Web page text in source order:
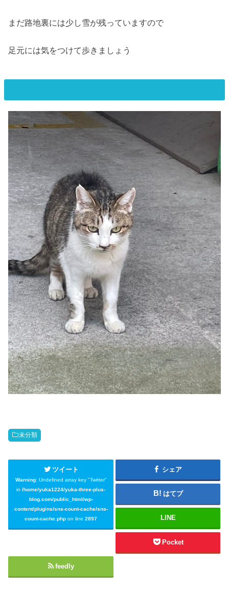
まだ路地裏には少し雪が残っていますので
足元には気をつけて歩きましょう
未分類
ツイート
Warning: Undefined array key "Twitter"
in/home/yuka1224/yuka-three-plus-
blog.com/public_html/wp-
content/plugins/sns-count-cache/sns-
count-cache.php on line2897
シェア
はてブ
LINE
Pocket
feedly